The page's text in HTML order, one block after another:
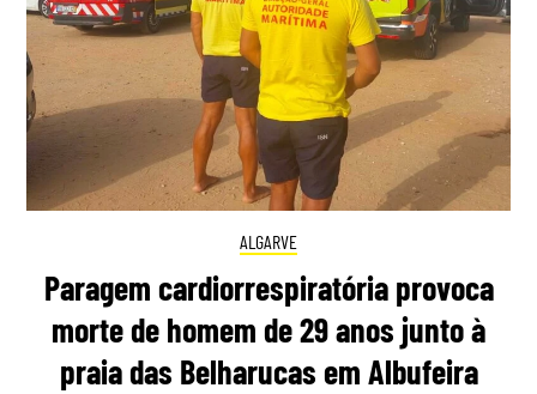
ALGARVE
Paragem cardiorrespiratória provoca
morte de homem de 29 anos junto à
praia das Belharucas em Albufeira